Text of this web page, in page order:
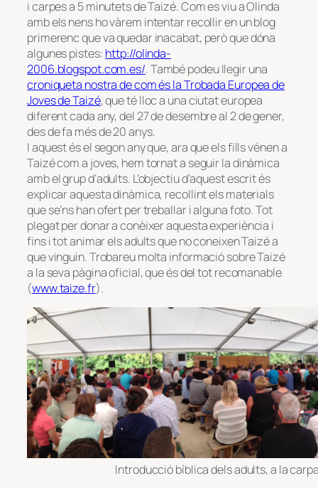
i carpes a 5 minutets de Taizé. Com es viu a Olinda
amb els nens ho vàrem intentar recollir en un blog
primerenc que va quedar inacabat, però que dóna
algunes pistes: http://olinda-
2006.blogspot.com.es/. També podeu llegir una
croniqueta nostra de com és la Trobada Europea de
Joves de Taizé, que té lloc a una ciutat europea
diferent cada any, del 27 de desembre al 2 de gener,
des de fa més de 20 anys.
I aquest és el segon any que, ara que els fills vénen a
Taizé com a joves, hem tornat a seguir la dinàmica
amb el grup d’adults. L’objectiu d’aquest escrit és
explicar aquesta dinàmica, recollint els materials
que se’ns han ofert per treballar i alguna foto. Tot
plegat per donar a conèixer aquesta experiència i
fins i tot animar els adults que no coneixen Taizé a
que vinguin. Trobareu molta informació sobre Taizé
a la seva pàgina oficial, que és del tot recomanable
(www.taize.fr).
Introducció bíblica dels adults, a la